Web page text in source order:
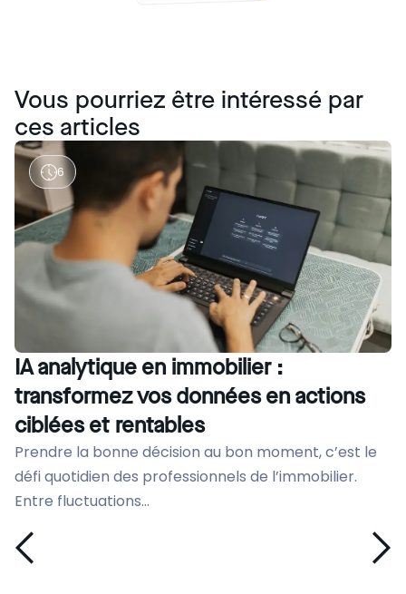
Vous pourriez être intéressé par
ces articles
6
IA analytique en immobilier :
transformez vos données en actions
ciblées et rentables
Prendre la bonne décision au bon moment, c’est le
défi quotidien des professionnels de l’immobilier.
Entre fluctuations...